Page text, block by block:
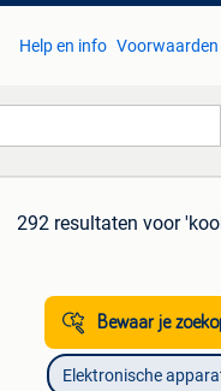
Help en info Voorwaarden
292 resultaten voor
Bewaar je
Elektronische